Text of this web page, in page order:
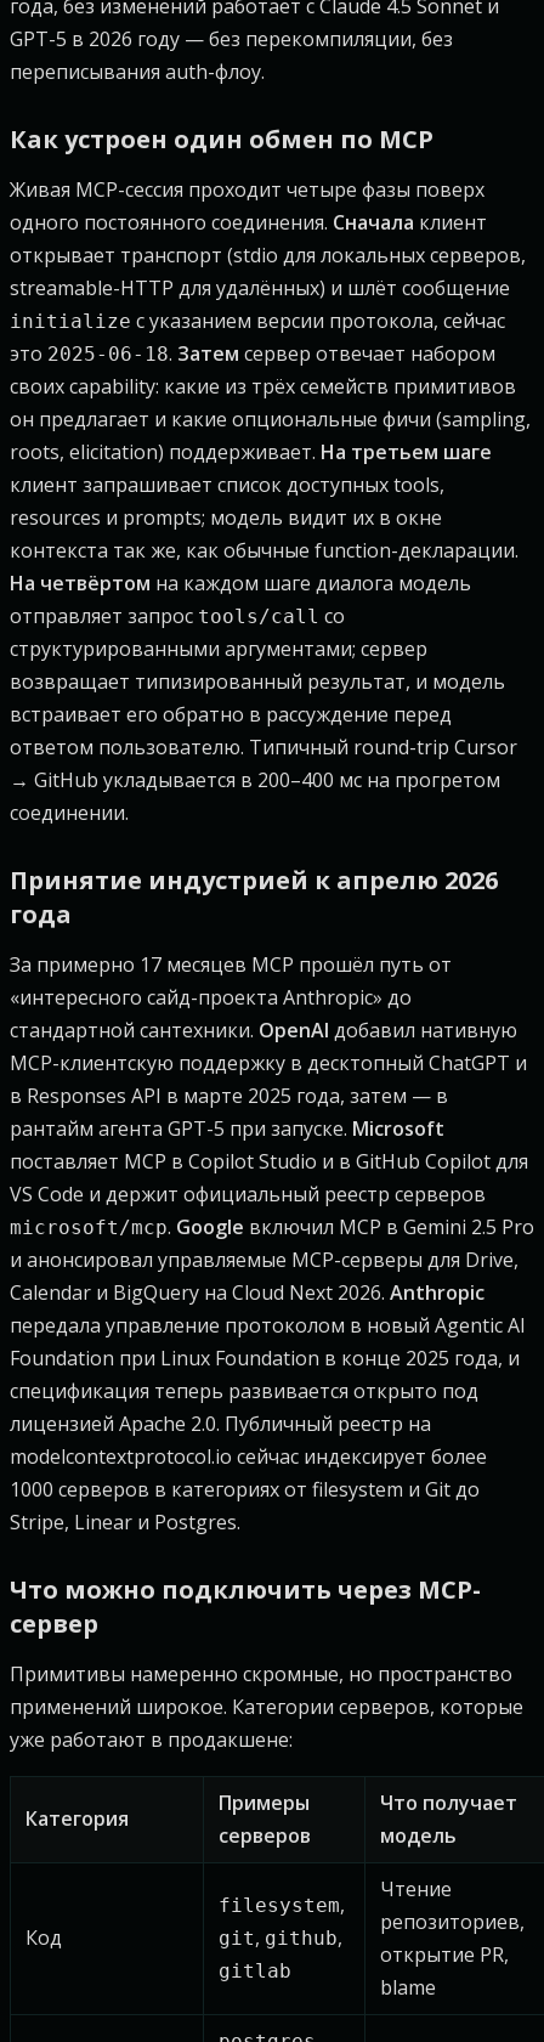
года, без изменений работает с Claude 4.5 Sonnet и
GPT-5 в 2026 году — без перекомпиляции, без
переписывания auth-флоу.
Как устроен один обмен по MCP
Живая MCP-сессия проходит четыре фазы поверх
одного постоянного соединения. Сначала клиент
открывает транспорт (stdio для локальных серверов,
streamable-HTTP для удалённых) и шлёт сообщение
initialize с указанием версии протокола, сейчас
это 2025-06-18. Затем сервер отвечает набором
своих capability: какие из трёх семейств примитивов
он предлагает и какие опциональные фичи (sampling,
roots, elicitation) поддерживает. На третьем шаге
клиент запрашивает список доступных tools,
resources и prompts; модель видит их в окне
контекста так же, как обычные function-декларации.
На четвёртом на каждом шаге диалога модель
отправляет запрос tools/call со
структурированными аргументами; сервер
возвращает типизированный результат, и модель
встраивает его обратно в рассуждение перед
ответом пользователю. Типичный round-trip Cursor
→ GitHub укладывается в 200–400 мс на прогретом
соединении.
Принятие индустрией к апрелю 2026
года
За примерно 17 месяцев MCP прошёл путь от
«интересного сайд-проекта Anthropic» до
стандартной сантехники. OpenAI добавил нативную
MCP-клиентскую поддержку в десктопный ChatGPT и
в Responses API в марте 2025 года, затем — в
рантайм агента GPT-5 при запуске. Microsoft
поставляет MCP в Copilot Studio и в GitHub Copilot для
VS Code и держит официальный реестр серверов
microsoft/mcp. Google включил MCP в Gemini 2.5 Pro
и анонсировал управляемые MCP-серверы для Drive,
Calendar и BigQuery на Cloud Next 2026. Anthropic
передала управление протоколом в новый Agentic AI
Foundation при Linux Foundation в конце 2025 года, и
спецификация теперь развивается открыто под
лицензией Apache 2.0. Публичный реестр на
modelcontextprotocol.io сейчас индексирует более
1000 серверов в категориях от filesystem и Git до
Stripe, Linear и Postgres.
Что можно подключить через MCP-
сервер
Примитивы намеренно скромные, но пространство
применений широкое. Категории серверов, которые
уже работают в продакшене:
Категория
Примеры
серверов
Что получает
модель
Код
filesystem,
git, github,
gitlab
Чтение
репозиториев,
открытие PR,
blame